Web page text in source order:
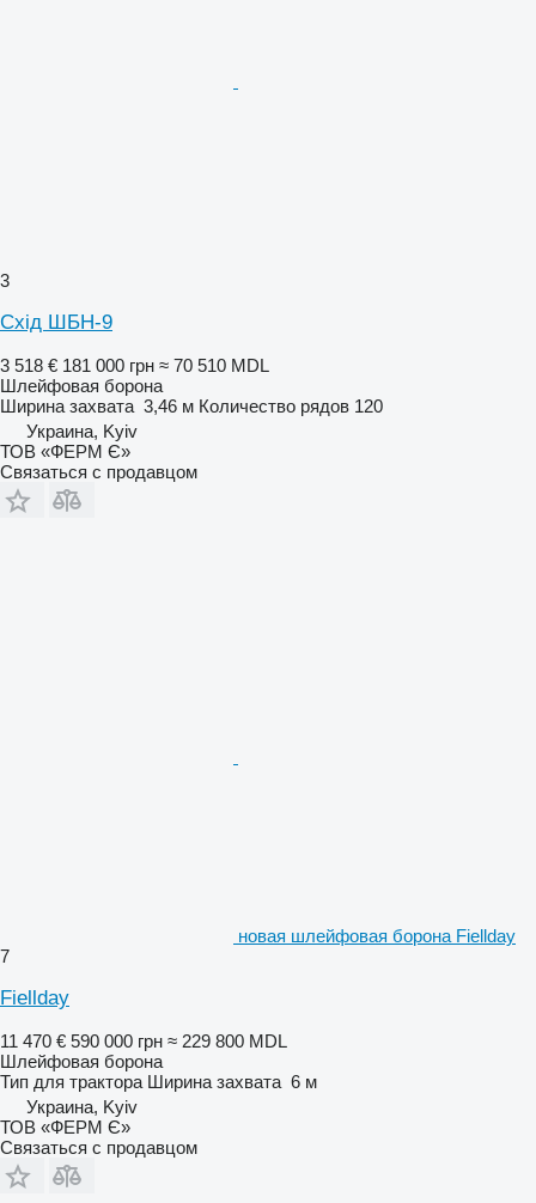
3
Схід ШБН-9
3 518 € 181 000 грн ≈ 70 510 MDL
Шлейфовая борона
Ширина захвата 3,46 м Количество рядов 120
Украина, Kyiv
ТОВ «ФЕРМ Є»
Связаться с продавцом
новая шлейфовая борона Fiellday
7
Fiellday
11 470 € 590 000 грн ≈ 229 800 MDL
Шлейфовая борона
Тип для трактора Ширина захвата 6 м
Украина, Kyiv
ТОВ «ФЕРМ Є»
Связаться с продавцом